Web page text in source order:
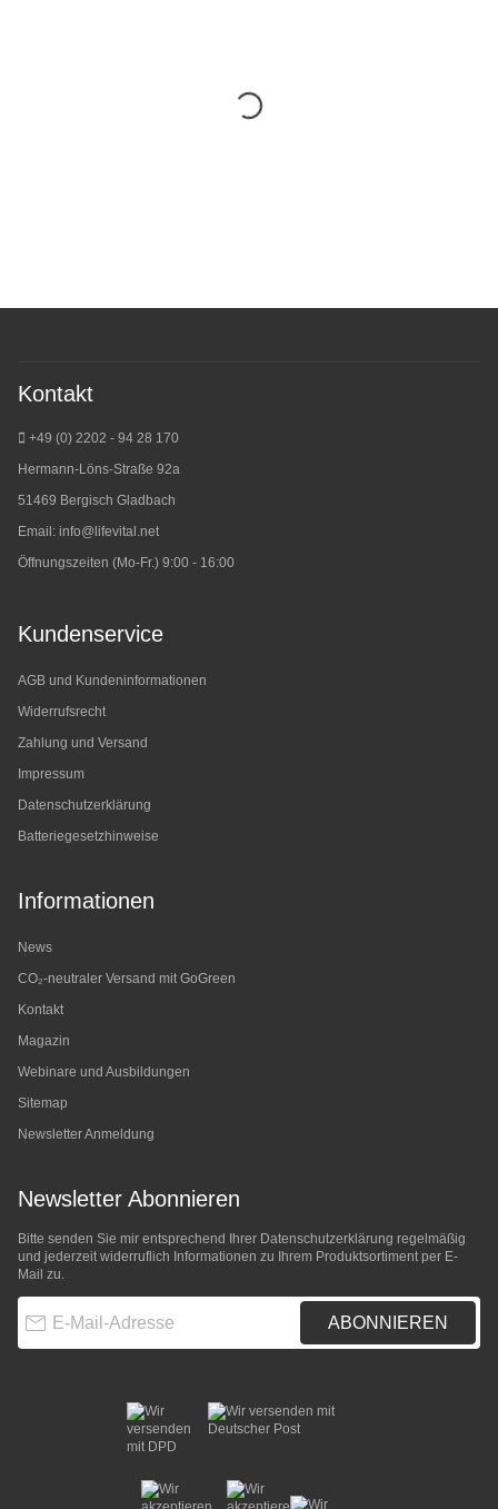
Kontakt
+49 (0) 2202 - 94 28 170
Hermann-Löns-Straße 92a
51469 Bergisch Gladbach
Email: info@lifevital.net
Öffnungszeiten (Mo-Fr.) 9:00 - 16:00
Kundenservice
AGB und Kundeninformationen
Widerrufsrecht
Zahlung und Versand
Impressum
Datenschutzerklärung
Batteriegesetzhinweise
Informationen
News
CO₂-neutraler Versand mit GoGreen
Kontakt
Magazin
Webinare und Ausbildungen
Sitemap
Newsletter Anmeldung
Newsletter Abonnieren
Bitte senden Sie mir entsprechend Ihrer Datenschutzerklärung regelmäßig
und jederzeit widerruflich Informationen zu Ihrem Produktsortiment per E-
Mail zu.
ABONNIEREN